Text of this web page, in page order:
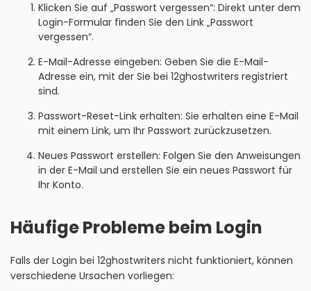
Klicken Sie auf „Passwort vergessen“: Direkt unter dem
Login-Formular finden Sie den Link „Passwort
vergessen“.
E-Mail-Adresse eingeben: Geben Sie die E-Mail-
Adresse ein, mit der Sie bei 12ghostwriters registriert
sind.
Passwort-Reset-Link erhalten: Sie erhalten eine E-Mail
mit einem Link, um Ihr Passwort zurückzusetzen.
Neues Passwort erstellen: Folgen Sie den Anweisungen
in der E-Mail und erstellen Sie ein neues Passwort für
Ihr Konto.
Häufige Probleme beim Login
Falls der Login bei 12ghostwriters nicht funktioniert, können
verschiedene Ursachen vorliegen: